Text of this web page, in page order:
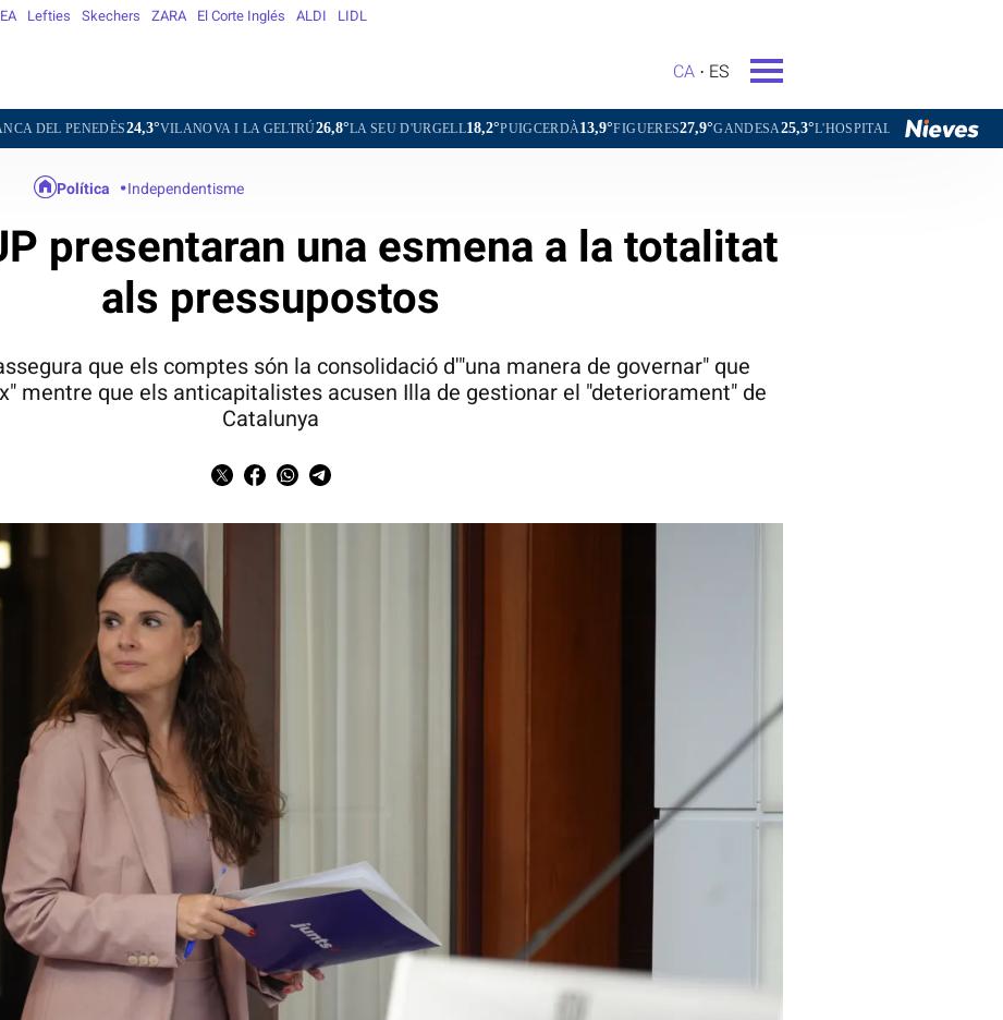
Lefties Skechers ZARA El Corte Inglés ALDI LIDL
CA ES
24,3° VILANOVA I LA GELTRÚ26,8°LA SEU D'URGELL18,2°PUIGCERDÀ13,9°FIGUERES27,9°GANDESA25,3°L'HOSPITALET DE LLOBREGAT26,9°SANT
Política Independentisme
presentaran una esmena a la totalitat
als pressupostos
que els comptes són la consolidació d'"una manera de governar" que
mentre que els anticapitalistes acusen Illa de gestionar el "deteriorament" de
Catalunya